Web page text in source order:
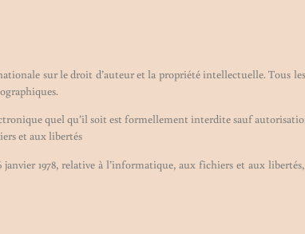
sur le droit d’auteur et la propriété intellectuelle. Tous
quel qu’il soit est formellement interdite sauf
et aux libertés
1978, relative à l’informatique, aux fichiers et aux